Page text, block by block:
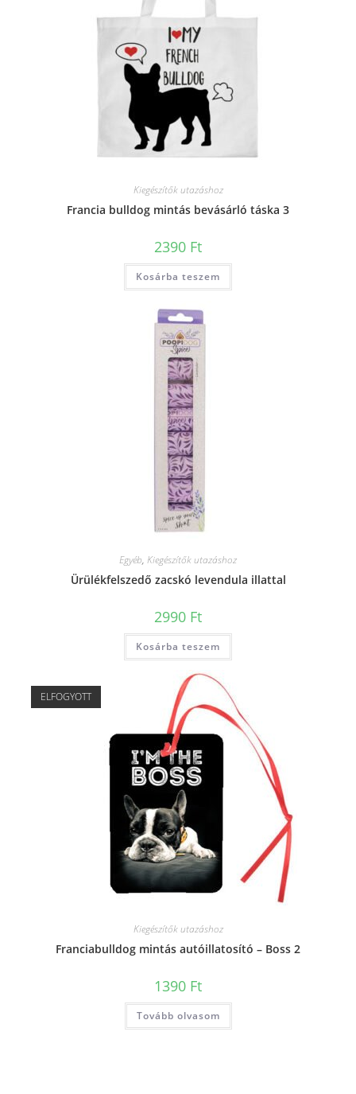
Kiegészítők utazáshoz
Francia bulldog mintás bevásárló táska 3
2390 Ft
Kosárba teszem
Egyéb, Kiegészítők utazáshoz
Ürülékfelszedő zacskó levendula illattal
2990 Ft
Kosárba teszem
ELFOGYOTT
Kiegészítők utazáshoz
Franciabulldog mintás autóillatosító – Boss 2
1390 Ft
Tovább olvasom